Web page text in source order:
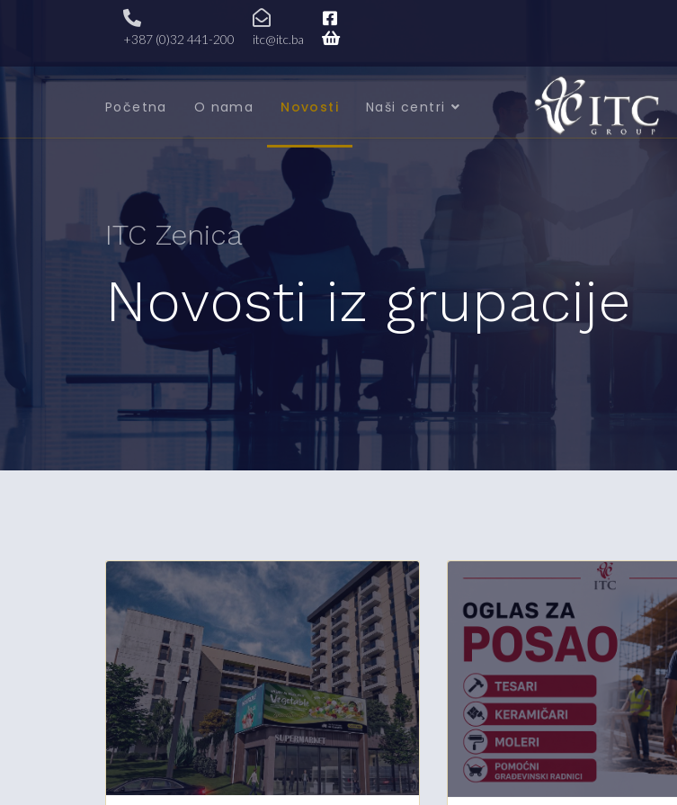
+387 (0)32 441-200 itc@itc.ba
Početna O nama Novosti Naši centri
ITC Zenica
Novosti iz grupacije